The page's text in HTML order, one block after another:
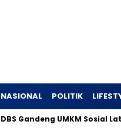
NASIONAL POLITIK
Gandeng UMKM Sosial